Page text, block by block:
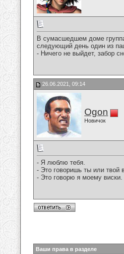
В сумасшедшем доме
следующий день один из
- Ничего не выйдет, забор
26.06.2021, 09:14
Ogon
Новичок
- Я люблю тебя.
- Это говоришь ты или твой
- Это говорю я моему виски.
Ваши права в разделе